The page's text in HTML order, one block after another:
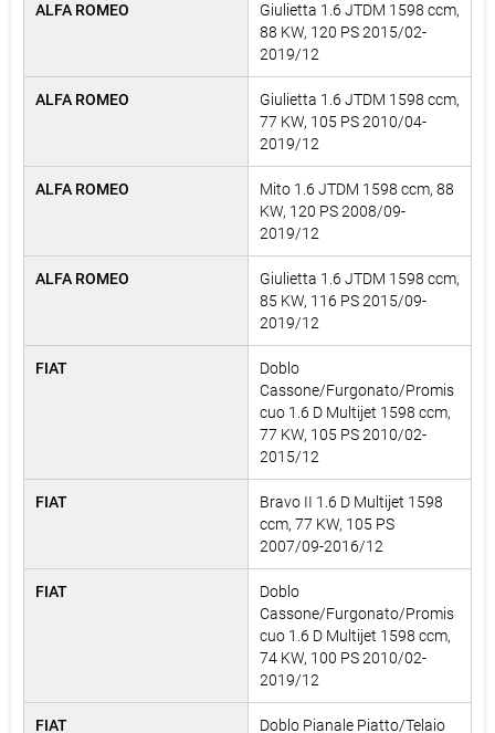
ALFA ROMEO
Giulietta 1.6 JTDM 1598 ccm,
88 KW, 120 PS 2015/02-
2019/12
ALFA ROMEO
Giulietta 1.6 JTDM 1598 ccm,
77 KW, 105 PS 2010/04-
2019/12
ALFA ROMEO
Mito 1.6 JTDM 1598 ccm, 88
KW, 120 PS 2008/09-
2019/12
ALFA ROMEO
Giulietta 1.6 JTDM 1598 ccm,
85 KW, 116 PS 2015/09-
2019/12
FIAT
Doblo
Cassone/Furgonato/Promis
cuo 1.6 D Multijet 1598 ccm,
77 KW, 105 PS 2010/02-
2015/12
FIAT
Bravo II 1.6 D Multijet 1598
ccm, 77 KW, 105 PS
2007/09-2016/12
FIAT
Doblo
Cassone/Furgonato/Promis
cuo 1.6 D Multijet 1598 ccm,
74 KW, 100 PS 2010/02-
2019/12
FIAT Doblo Pianale Piatto/Telaio